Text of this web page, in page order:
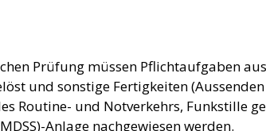
Prüfung müssen Pflichtaufgaben
und sonstige Fertigkeiten
Routine- und Notverkehrs, Funkstille
Anlage nachgewiesen werden.